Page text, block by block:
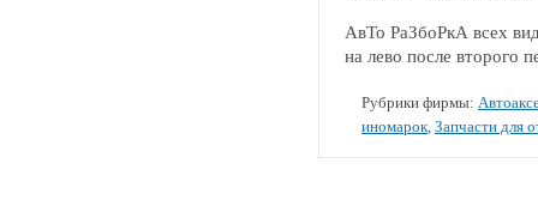
АвТо РаЗбоРкА всех
на лево после второго
Рубрики фирмы:
иномарок, Запчасти для